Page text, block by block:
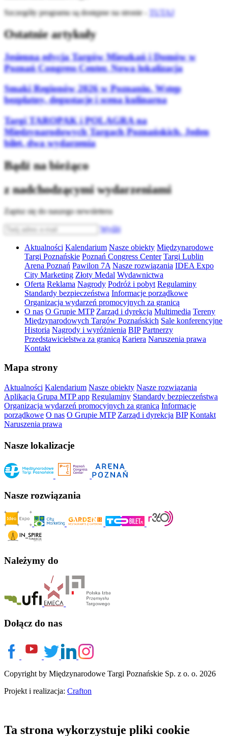
Szczegóły programu są dostępne na stronie -
TUTAJ
Ostatnie artykuły
Jesienna edycja Targów Mieszkań i Domów w
Poznań Congress Center. Nowa lokalizacja
Smaki Regionów 2026 w Poznaniu. Wstęp
bezpłatny, degustacje i scena kulinarna
Targi TAROPAK i POLAGRA na
Międzynarodowych Targach Poznańskich. Jeden
bilet, dwa wydarzenia
Bądź na bieżąco
z nadchodzącymi wydarzeniami
Zapisz się do naszego newslettera
Wyślij
Aktualności Kalendarium Nasze obiekty Międzynarodowe
Targi Poznańskie Poznań Congress Center Targi Lublin
Arena Poznań Pawilon 7A Nasze rozwiązania IDEA Expo
City Marketing Złoty Medal Wydawnictwa
Oferta Reklama Nagrody Podróż i pobyt Regulaminy
Standardy bezpieczeństwa Informacje porządkowe
Organizacja wydarzeń promocyjnych za granicą
O nas O Grupie MTP Zarząd i dyrekcja Multimedia Tereny
Międzynarodowych Targów Poznańskich Sale konferencyjne
Historia Nagrody i wyróżnienia BIP Partnerzy
Przedstawicielstwa za granicą Kariera Naruszenia prawa
Kontakt
Mapa strony
Aktualności Kalendarium Nasze obiekty Nasze rozwiązania
Aplikacja Grupa MTP app Regulaminy Standardy bezpieczeństwa
Organizacja wydarzeń promocyjnych za granicą Informacje
porządkowe O nas O Grupie MTP Zarząd i dyrekcja BIP Kontakt
Naruszenia prawa
Nasze lokalizacje
Nasze rozwiązania
Należymy do
Dołącz do nas
Copyright by Międzynarodowe Targi Poznańskie Sp. z o. o. 2026
Projekt i realizacja: Crafton
Ta strona wykorzystuje pliki cookie